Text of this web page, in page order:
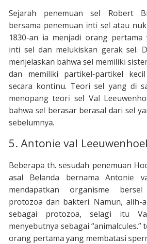
Sejarah penemuan sel Robert
bersama penemuan inti sel atau
1830-an ia menjadi orang pertama
inti sel dan melukiskan gerak sel.
menjelaskan bahwa sel memiliki
dan memiliki partikel-partikel
secara kontinu. Teori sel yang di
menopang teori sel Val
bahwa sel berasar berasal dari sel
sebelumnya.
5. Antonie val
Beberapa th. sesudah penemuan
asal Belanda bernama Antonie
mendapatkan organisme
protozoa dan bakteri. Namun, alih-
sebagai protozoa, selagi itu
menyebutnya sebagai “animalcules.”
orang pertama yang membatasi